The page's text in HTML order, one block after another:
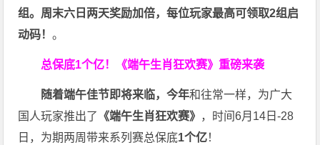
组。周末六日两天奖励加倍，每位玩家最高可领取2组启
动码！。
总保底1个亿！ 《端午生肖狂欢赛》重磅来袭
随着端午佳节即将来临，今年和往常一样，为广大
国人玩家推出了 《端午生肖狂欢赛》 ，时间6月14日-28
日，为期两周带来系列赛总保底1个亿！